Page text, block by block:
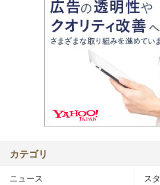
カテゴリ
ニュース ス